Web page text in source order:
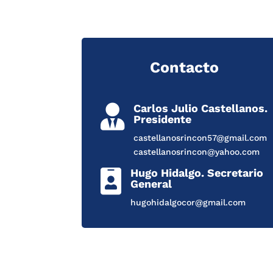
Contacto

Carlos Julio Castellanos.
Presidente
castellanosrincon57@gmail.com
castellanosrincon@yahoo.com

Hugo Hidalgo. Secretario
General
hugohidalgocor@gmail.com